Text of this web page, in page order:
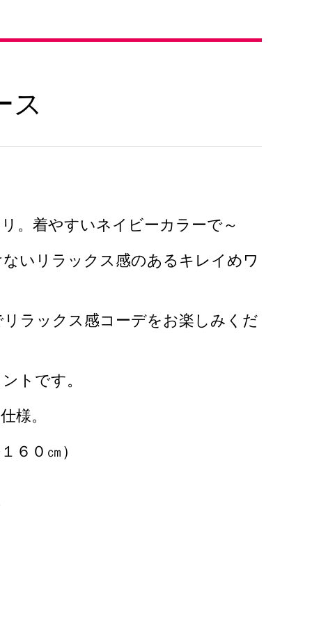
ス
。着やすいネイビーカラーで～
いリラックス感のあるキレイめワ
ラックス感コーデをお楽しみくだ
トです。
様。
６０㎝）